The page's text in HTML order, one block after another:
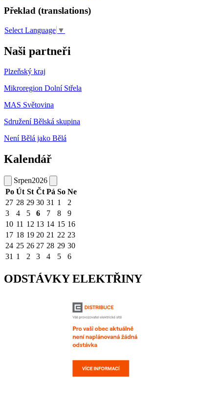
Překlad (translations)
Select Language ▼
Naši partneři
Plzeňský kraj
Mikroregion Dolní Střela
MAS Světovina
Sdružení Bělská skupina
Není Bělá jako Bělá
Kalendář
Srpen2026
Po Út St Čt Pá So Ne
27 28 29 30 31 1
2
3
4 5 6 7 8
9
10 11 12 13 14 15 16
17 18 19 20 21 22 23
24 25 26 27 28 29 30
31 1 2 3 4 5 6
ODSTÁVKY ELEKTŘINY